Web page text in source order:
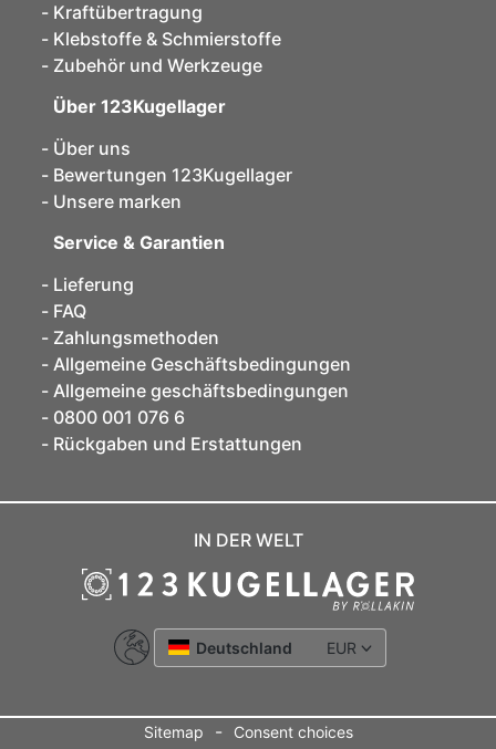
Kraftübertragung
Klebstoffe & Schmierstoffe
Zubehör und Werkzeuge
Über 123Kugellager
Über uns
Bewertungen 123Kugellager
Unsere marken
Service & Garantien
Lieferung
FAQ
Zahlungsmethoden
Allgemeine Geschäftsbedingungen
Allgemeine geschäftsbedingungen
0800 001 076 6
Rückgaben und Erstattungen
IN DER WELT
Deutschland EUR
Sitemap - Consent choices